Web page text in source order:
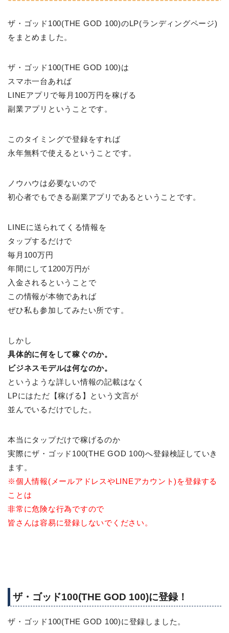
ザ・ゴッド100(THE GOD 100)のLP(ランディングページ)
をまとめました。
ザ・ゴッド100(THE GOD 100)は
スマホ一台あれば
LINEアプリで毎月100万円を稼げる
副業アプリということです。
このタイミングで登録をすれば
永年無料で使えるということです。
ノウハウは必要ないので
初心者でもできる副業アプリであるということです。
LINEに送られてくる情報を
タップするだけで
毎月100万円
年間にして1200万円が
入金されるということで
この情報が本物であれば
ぜひ私も参加してみたい所です。
しかし
具体的に何をして稼ぐのか。
ビジネスモデルは何なのか。
というような詳しい情報の記載はなく
LPにはただ【稼げる】という文言が
並んでいるだけでした。
本当にタップだけで稼げるのか
実際にザ・ゴッド100(THE GOD 100)へ登録検証していき
ます。
※個人情報(メールアドレスやLINEアカウント)を登録する
ことは
非常に危険な行為ですので
皆さんは容易に登録しないでください。
ザ・ゴッド100(THE GOD 100)に登録！
ザ・ゴッド100(THE GOD 100)に登録しました。